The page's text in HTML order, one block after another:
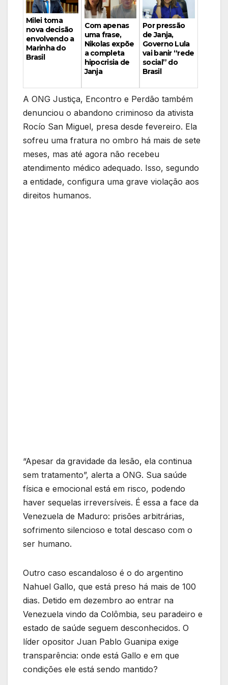
Milei toma
nova decisão
envolvendo a
Marinha do
Brasil
Com apenas
uma frase,
Nikolas expõe
a completa
hipocrisia de
Janja
Por pressão
de Janja,
Governo Lula
vai banir “rede
social” do
Brasil
A ONG Justiça, Encontro e Perdão também
denunciou o abandono criminoso da ativista
Rocío San Miguel, presa desde fevereiro. Ela
sofreu uma fratura no ombro há mais de sete
meses, mas até agora não recebeu
atendimento médico adequado. Isso, segundo
a entidade, configura uma grave violação aos
direitos humanos.
“Apesar da gravidade da lesão, ela continua
sem tratamento”, alerta a ONG. Sua saúde
física e emocional está em risco, podendo
haver sequelas irreversíveis. É essa a face da
Venezuela de Maduro: prisões arbitrárias,
sofrimento silencioso e total descaso com o
ser humano.
Outro caso escandaloso é o do argentino
Nahuel Gallo, que está preso há mais de 100
dias. Detido em dezembro ao entrar na
Venezuela vindo da Colômbia, seu paradeiro e
estado de saúde seguem desconhecidos. O
líder opositor Juan Pablo Guanipa exige
transparência: onde está Gallo e em que
condições ele está sendo mantido?